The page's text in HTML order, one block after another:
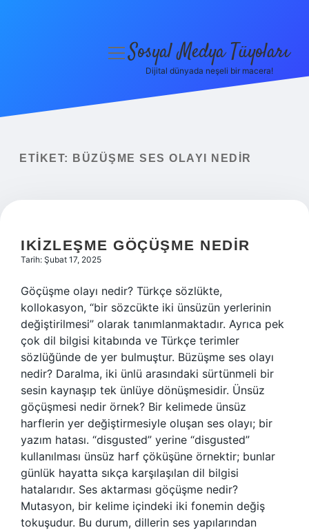
Yasal Uyarı
menüyüSosyal Medya Tüyoları
Dijital dünyada neşeli bir macera!
ETIKET: BÜZÜŞME SES OLAYI NEDIR
IKIZLEŞME GÖÇÜŞME NEDIR
Tarih: Şubat 17, 2025
Göçüşme olayı nedir? Türkçe sözlükte,
kollokasyon, “bir sözcükte iki ünsüzün yerlerinin
değiştirilmesi” olarak tanımlanmaktadır. Ayrıca pek
çok dil bilgisi kitabında ve Türkçe terimler
sözlüğünde de yer bulmuştur. Büzüşme ses olayı
nedir? Daralma, iki ünlü arasındaki sürtünmeli bir
sesin kaynaşıp tek ünlüye dönüşmesidir. Ünsüz
göçüşmesi nedir örnek? Bir kelimede ünsüz
harflerin yer değiştirmesiyle oluşan ses olayı; bir
yazım hatası. “disgusted” yerine “disgusted”
kullanılması ünsüz harf çöküşüne örnektir; bunlar
günlük hayatta sıkça karşılaşılan dil bilgisi
hatalarıdır. Ses aktarması göçüşme nedir?
Mutasyon, bir kelime içindeki iki fonemin değiş
tokuşudur. Bu durum, dillerin ses yapılarından